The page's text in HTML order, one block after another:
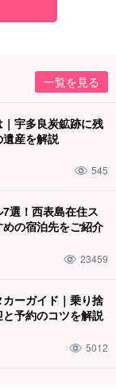
一覧を見る
宇多良炭鉱跡に残
産を解説
545
選！西表島在住ス
の宿泊先をご紹介
23459
ーガイド｜乗り捨
予約のコツを解説
5012